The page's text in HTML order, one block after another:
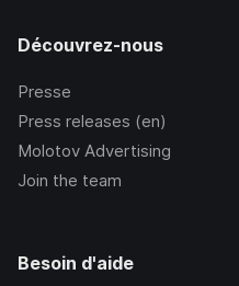
Découvrez-nous
Presse
Press releases (en)
Molotov Advertising
Join the team
Besoin d'aide